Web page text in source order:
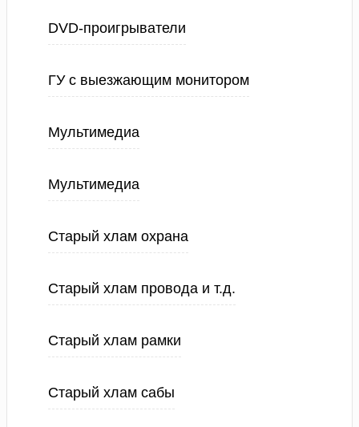
DVD-проигрыватели
ГУ с выезжающим монитором
Мультимедиа
Мультимедиа
Старый хлам охрана
Старый хлам провода и т.д.
Старый хлам рамки
Старый хлам сабы